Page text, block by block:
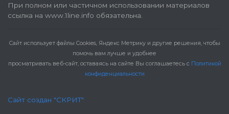
При полном или частичном использовании материалов
ссылка на www.1line.info обязательна.
Cайт использует файлы Cookies, Яндекс Метрику и другие решения, чтобы
помочь вам лучше и удобнее
просматривать веб-сайт, оставаясь на сайте Вы соглашаетесь с Политикой
конфиденциальности
Сайт создан "СКРИТ"